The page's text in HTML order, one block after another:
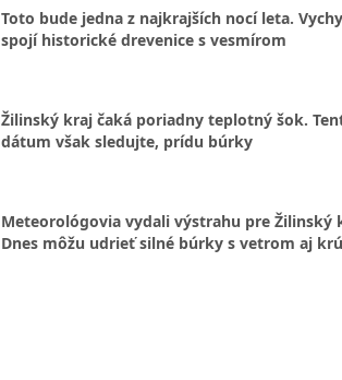
Toto bude jedna z najkrajších nocí leta.
spojí historické drevenice s vesmírom
Žilinský kraj čaká poriadny teplotný šok.
dátum však sledujte, prídu búrky
Meteorológovia vydali výstrahu pre Žilinský
Dnes môžu udrieť silné búrky s vetrom aj